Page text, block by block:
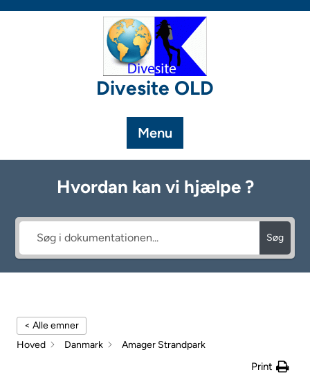
Divesite OLD
Menu
Hvordan kan vi hjælpe ?
Søg
< Alle emner
Hoved
Danmark Amager Strandpark
Print